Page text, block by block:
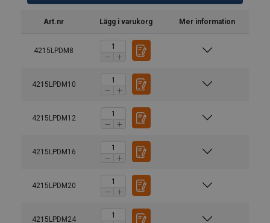
Art.nr Lägg i varukorg Mer information
4215LPDM8
4215LPDM10
4215LPDM12
4215LPDM16
4215LPDM20
4215LPDM24